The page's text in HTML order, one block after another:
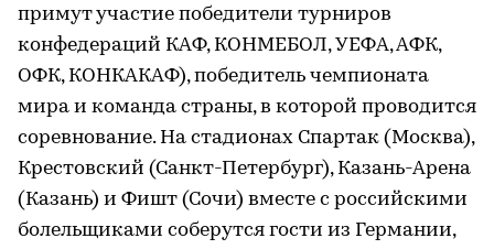
примут участие победители турниров
конфедераций КАФ, КОНМЕБОЛ, УЕФА, АФК,
ОФК, КОНКАКАФ), победитель чемпионата
мира и команда страны, в которой проводится
соревнование. На стадионах Спартак (Москва),
Крестовский (Санкт-Петербург), Казань-Арена
(Казань) и Фишт (Сочи) вместе с российскими
болельщиками соберутся гости из Германии,